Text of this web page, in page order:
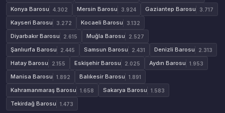
Konya Barosu 4.302 Mersin Barosu 3.924 Gaziantep Barosu 3.717
Kayseri Barosu 3.272 Kocaeli Barosu 3.132
Diyarbakır Barosu 2.615 Muğla Barosu 2.527
Şanlıurfa Barosu 2.445 Samsun Barosu 2.431 Denizli Barosu 2.313
Hatay Barosu 2.155 Eskişehir Barosu 2.025 Aydın Barosu 1.953
Manisa Barosu 1.892 Balıkesir Barosu 1.891
Kahramanmaraş Barosu 1.658 Sakarya Barosu 1.583
Tekirdağ Barosu 1.473